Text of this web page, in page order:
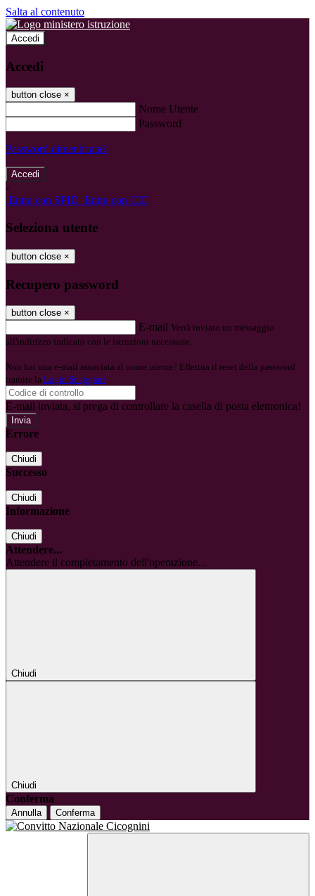
Salta al contenuto
Accedi
Accedi
button close ×
Nome Utente
Password
Password dimenticata?
-
Entra con SPID Entra con CIE
Seleziona utente
button close ×
Recupero password
button close ×
E-mail Verrà inviato un messaggio
all'indirizzo indicato con le istruzioni necessarie.
Non hai una e-mail associata al nome utente? Effettua il reset della password
tramite la Login Spaggiari
E-mail inviata, si prega di controllare la casella di posta elettronica!
Errore
Chiudi
Successo
Chiudi
Informazione
Chiudi
Attendere...
Attendere il completamento dell'operazione...
Chiudi
Chiudi
Conferma
Annulla Conferma